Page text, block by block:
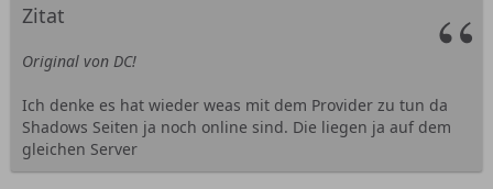
Zitat
Original von DC!
Ich denke es hat wieder weas mit dem Provider zu tun da
Shadows Seiten ja noch online sind. Die liegen ja auf dem
gleichen Server